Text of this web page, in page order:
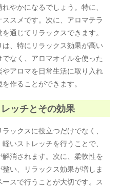
やかになるでしょう。特に、
スメです。次に、アロマテラ
通じてリラックスできます。
、特にリラックス効果が高い
なく、アロマオイルを使った
アロマを日常生活に取り入れ
作ることができます。
ッチとその効果
ックスに役立つだけでなく、
いストレッチを行うことで、
消されます。次に、柔軟性を
い、リラックス効果が増しま
スで行うことが大切です。ス